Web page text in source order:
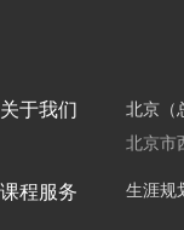
关于我们
北京（
北京市
课程服务 生涯规